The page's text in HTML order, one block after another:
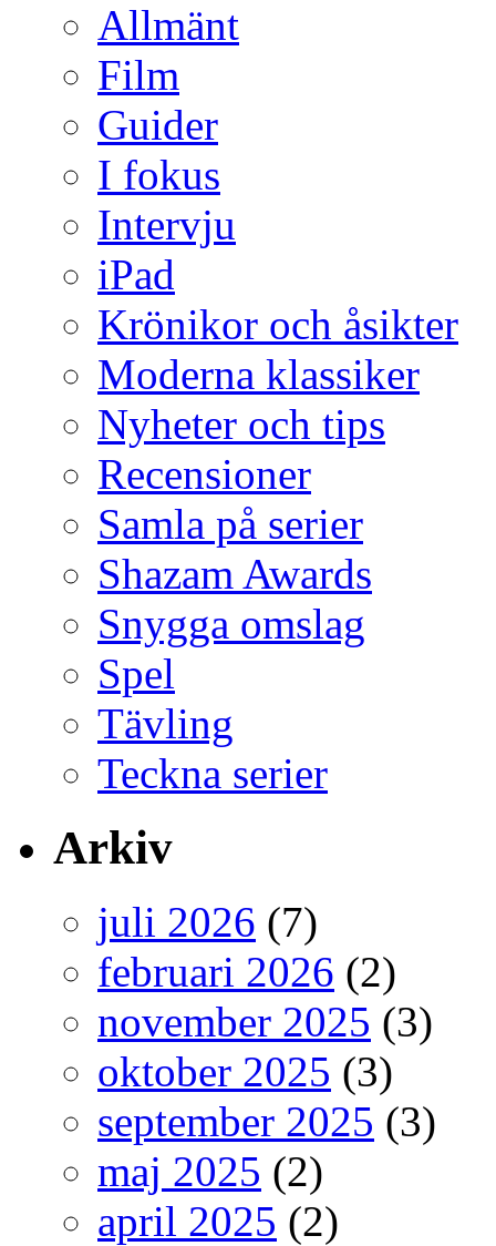
Allmänt
Film
Guider
I fokus
Intervju
iPad
Krönikor och åsikter
Moderna klassiker
Nyheter och tips
Recensioner
Samla på serier
Shazam Awards
Snygga omslag
Spel
Tävling
Teckna serier
Arkiv
juli 2026 (7)
februari 2026 (2)
november 2025 (3)
oktober 2025 (3)
september 2025 (3)
maj 2025 (2)
april 2025 (2)